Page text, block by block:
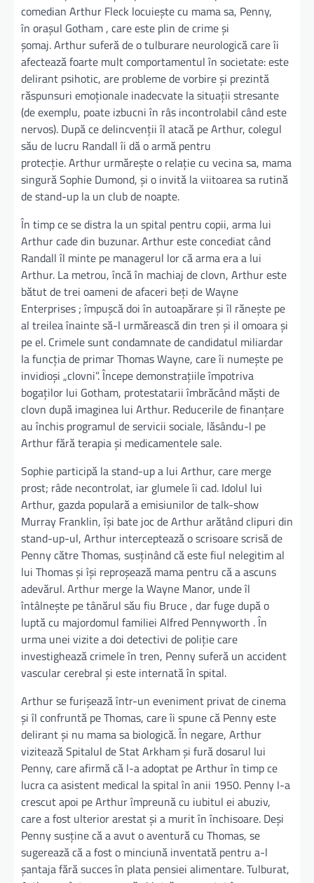
comedian Arthur Fleck locuiește cu mama sa, Penny,
în orașul Gotham , care este plin de crime și
șomaj. Arthur suferă de o tulburare neurologică care îi
afectează foarte mult comportamentul în societate: este
delirant psihotic, are probleme de vorbire și prezintă
răspunsuri emoționale inadecvate la situații stresante
(de exemplu, poate izbucni în râs incontrolabil când este
nervos). După ce delincvenții îl atacă pe Arthur, colegul
său de lucru Randall îi dă o armă pentru
protecție. Arthur urmărește o relație cu vecina sa, mama
singură Sophie Dumond, și o invită la viitoarea sa rutină
de stand-up la un club de noapte.
În timp ce se distra la un spital pentru copii, arma lui
Arthur cade din buzunar. Arthur este concediat când
Randall îl minte pe managerul lor că arma era a lui
Arthur. La metrou, încă în machiaj de clovn, Arthur este
bătut de trei oameni de afaceri beți de Wayne
Enterprises ; împușcă doi în autoapărare și îl rănește pe
al treilea înainte să-l urmărească din tren și il omoara și
pe el. Crimele sunt condamnate de candidatul miliardar
la funcția de primar Thomas Wayne, care îi numește pe
invidioși „clovni”. Începe demonstrațiile împotriva
bogaților lui Gotham, protestatarii îmbrăcând măști de
clovn după imaginea lui Arthur. Reducerile de finanțare
au închis programul de servicii sociale, lăsându-l pe
Arthur fără terapia și medicamentele sale.
Sophie participă la stand-up a lui Arthur, care merge
prost; râde necontrolat, iar glumele îi cad. Idolul lui
Arthur, gazda populară a emisiunilor de talk-show
Murray Franklin, își bate joc de Arthur arătând clipuri din
stand-up-ul, Arthur interceptează o scrisoare scrisă de
Penny către Thomas, susținând că este fiul nelegitim al
lui Thomas și își reproșează mama pentru că a ascuns
adevărul. Arthur merge la Wayne Manor, unde îl
întâlnește pe tânărul său fiu Bruce , dar fuge după o
luptă cu majordomul familiei Alfred Pennyworth . În
urma unei vizite a doi detectivi de poliție care
investighează crimele în tren, Penny suferă un accident
vascular cerebral și este internată în spital.
Arthur se furișează într-un eveniment privat de cinema
și îl confruntă pe Thomas, care îi spune că Penny este
delirant și nu mama sa biologică. În negare, Arthur
vizitează Spitalul de Stat Arkham și fură dosarul lui
Penny, care afirmă că l-a adoptat pe Arthur în timp ce
lucra ca asistent medical la spital în anii 1950. Penny l-a
crescut apoi pe Arthur împreună cu iubitul ei abuziv,
care a fost ulterior arestat și a murit în închisoare. Deși
Penny susține că a avut o aventură cu Thomas, se
sugerează că a fost o minciună inventată pentru a-l
șantaja fără succes în plata pensiei alimentare. Tulburat,